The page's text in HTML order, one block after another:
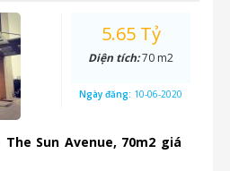
The Sun Avenue, 70m2 giá
5.65 Tỷ
Diện tích:70 m2
Ngày đăng: 10-06-2020